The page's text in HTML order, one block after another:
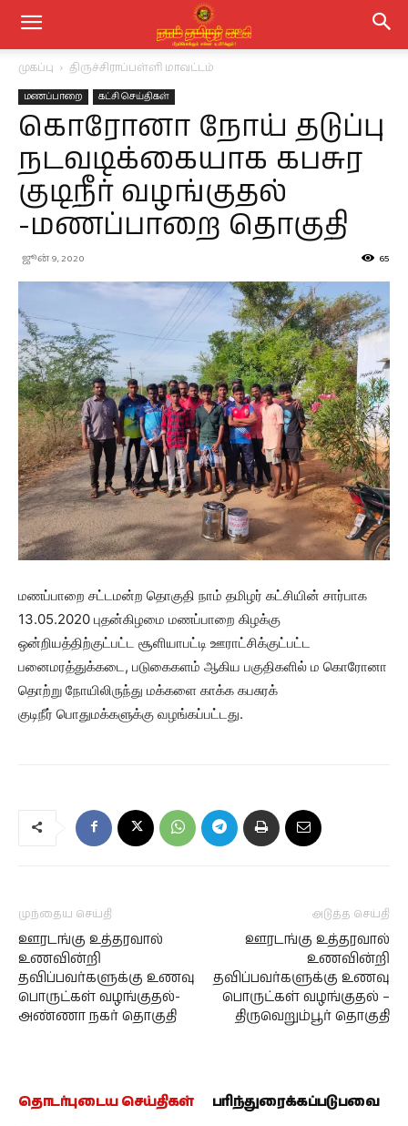
முகப்பு திருச்சிராப்பள்ளி மாவட்டம்
மணப்பாறை கட்சி செய்திகள்
கொரோனா நோய் தடுப்பு
நடவடிக்கையாக கபசுர
குடிநீர் வழங்குதல்
-மணப்பாறை தொகுதி
ஜூன் 9, 2020 65
மணப்பாறை சட்டமன்ற தொகுதி நாம் தமிழர் கட்சியின் சார்பாக
13.05.2020 புதன்கிழமை மணப்பாறை கிழக்கு
ஒன்றியத்திற்குட்பட்ட சூளியாபட்டி ஊராட்சிக்குட்பட்ட
பனைமரத்துக்கடை, படுகைகளம் ஆகிய பகுதிகளில் ம கொரோனா
தொற்று நோயிலிருந்து மக்களை காக்க கபசுரக்
குடிநீர் பொதுமக்களுக்கு வழங்கப்பட்டது.
முந்தைய செய்தி
ஊரடங்கு உத்தரவால்
உணவின்றி
தவிப்பவர்களுக்கு உணவு
பொருட்கள் வழங்குதல்-
அண்ணா நகர் தொகுதி
அடுத்த செய்தி
ஊரடங்கு உத்தரவால்
உணவின்றி
தவிப்பவர்களுக்கு உணவு
பொருட்கள் வழங்குதல் –
திருவெறும்பூர் தொகுதி
தொடர்புடைய செய்திகள் பரிந்துரைக்கப்படுபவை